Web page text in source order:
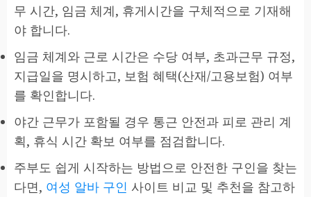
무 시간, 임금 체계, 휴게시간을 구체적으로 기재해
야 합니다.
임금 체계와 근로 시간은 수당 여부, 초과근무 규정,
지급일을 명시하고, 보험 혜택(산재/고용보험) 여부
를 확인합니다.
야간 근무가 포함될 경우 통근 안전과 피로 관리 계
획, 휴식 시간 확보 여부를 점검합니다.
주부도 쉽게 시작하는 방법으로 안전한 구인을 찾는
다면, 여성 알바 구인 사이트 비교 및 추천을 참고하